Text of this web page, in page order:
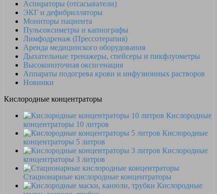
Аспираторы (отсасыватели)
ЭКГ и дефибрилляторы
Мониторы пациента
Пульсоксиметры и капнографы
Лимфодренаж (Прессотерапия)
Аренда медицинского оборудования
Дыхательные тренажеры, спейсеры и пикфлуометры
Высокопоточная оксигенация
Аппараты подогрева крови и инфузионных растворов
Новинки
Кислородные концентраторы
Кислородные
концентраторы 10 литров
Кислородные
концентраторы 5 литров
Кислородные
концентраторы 3 литров
Стационарные кислородные концентраторы
Кислородные